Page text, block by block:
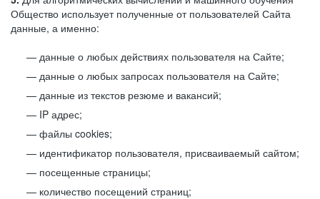
Общество использует полученные от пользователей Сайта
данные, а именно:
данные о любых действиях пользователя на Сайте;
данные о любых запросах пользователя на Сайте;
данные из текстов резюме и вакансий;
IP адрес;
файлы cookies;
идентификатор пользователя, присваиваемый сайтом;
посещенные страницы;
количество посещений страниц;